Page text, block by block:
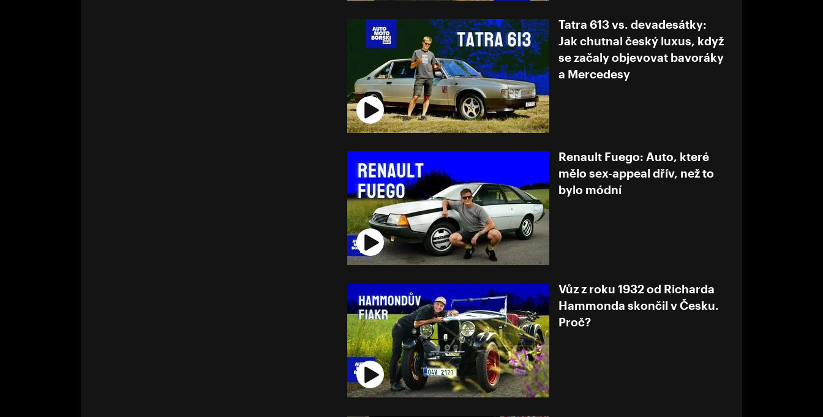
Tatra 613 vs. devadesátky:
Jak chutnal český luxus, když
se začaly objevovat bavoráky
a Mercedesy
Renault Fuego: Auto, které
mělo sex-appeal dřív, než to
bylo módní
Vůz z roku 1932 od Richarda
Hammonda skončil v Česku.
Proč?